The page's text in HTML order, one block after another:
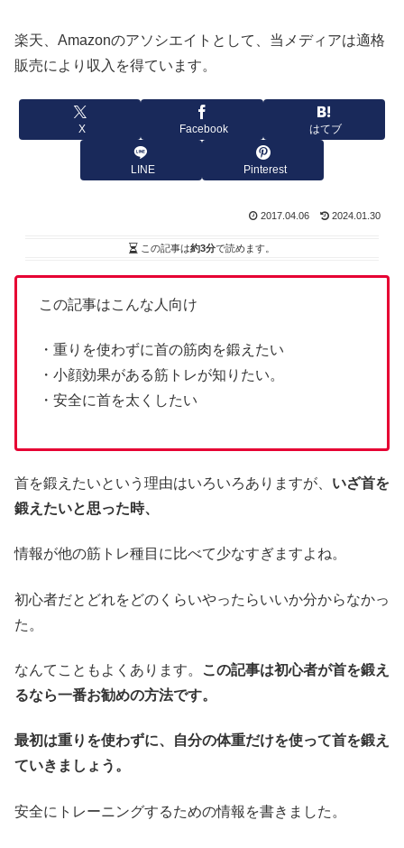
楽天、Amazonのアソシエイトとして、当メディアは適格
販売により収入を得ています。
X Facebook はてブ
LINE Pinterest
2017.04.06 2024.01.30
この記事は約3分で読めます。
この記事はこんな人向け
・重りを使わずに首の筋肉を鍛えたい
・小顔効果がある筋トレが知りたい。
・安全に首を太くしたい
首を鍛えたいという理由はいろいろありますが、 いざ首を
鍛えたいと思った時、
情報が他の筋トレ種目に比べて少なすぎますよね。
初心者だとどれをどのくらいやったらいいか分からなかっ
た。
なんてこともよくあります。
この記事は初心者が首を鍛え
るなら一番お勧めの方法です。
最初は重りを使わずに、自分の体重だけを使って首を鍛え
ていきましょう。
安全にトレーニングするための情報を書きました。